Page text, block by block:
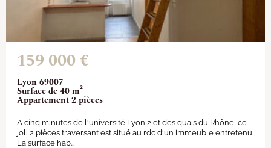
Lyon 69007
Surface de 40 m²
Appartement 2 pièces
159 000 €
A cinq minutes de l'université Lyon 2 et des quais du Rhône, ce
joli 2 pièces traversant est situé au rdc d'un immeuble entretenu.
La surface hab...